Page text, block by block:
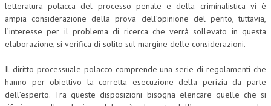
COMITATO SCIENTIFICO
COMITATO EDITORIALE
PEER REVIEW
letteratura polacca del processo penale e della criminalistica vi è
ampia considerazione della prova dell’opinione del perito, tuttavia,
l’interesse per il problema di ricerca che verrà sollevato in questa
elaborazione, si verifica di solito sul margine delle considerazioni.
Il diritto processuale polacco comprende una serie di regolamenti che
hanno per obiettivo la corretta esecuzione della perizia da parte
dell’esperto. Tra queste disposizioni bisogna elencare quelle che si